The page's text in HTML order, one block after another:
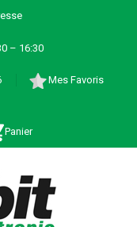
– 16:30
Mes Favoris
Panier